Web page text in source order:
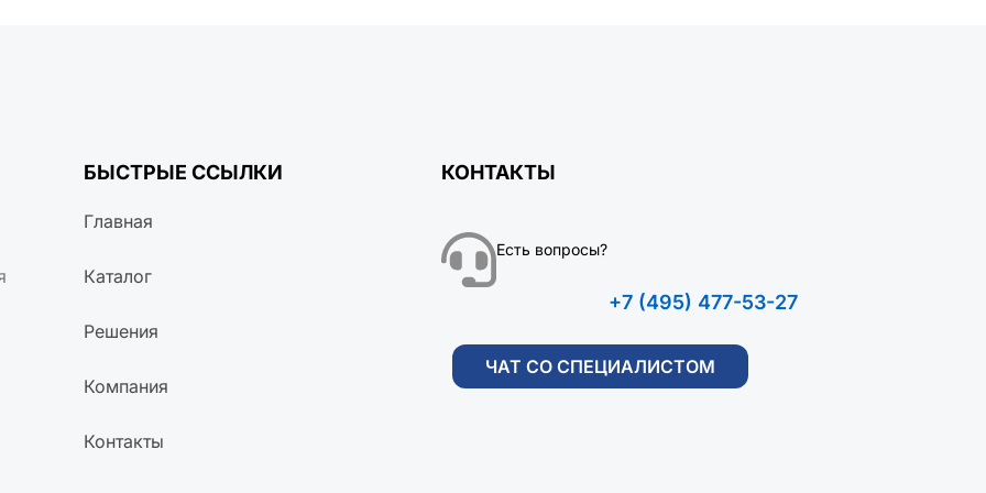
БЫСТРЫЕ ССЫЛКИ
Главная
Каталог
Решения
Компания
Контакты
КОНТАКТЫ
Есть вопросы?
+7 (495) 477-53-27
ЧАТ СО СПЕЦИАЛИСТОМ